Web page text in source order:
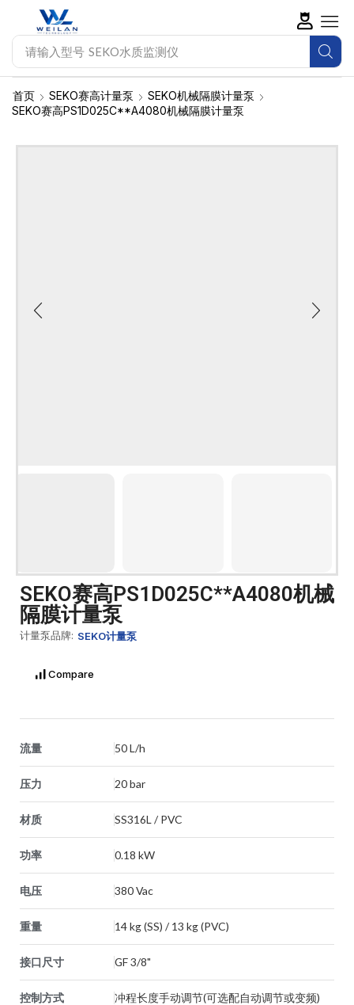
请输入型号 帕斯菲达计量泵
首页 SEKO赛高计量泵
SEKO机械隔膜计量泵
SEKO赛高PS1D025C**A4080机械隔膜计量泵
SEKO赛高PS1D025C**A4080机械
隔膜计量泵
计量泵品牌: SEKO计量泵
Compare
流量 50 L/h
压力 20 bar
材质 SS316L / PVC
功率 0.18 kW
电压 380 Vac
重量 14 kg (SS) / 13 kg (PVC)
接口尺寸 GF 3/8"
控制方式 冲程长度手动调节(可选配自动调节或变频)